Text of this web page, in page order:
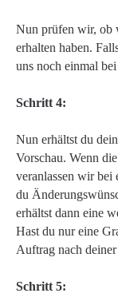
Nun prüfen wir, ob
erhalten haben.
uns noch einmal
Schritt 4:
Nun erhältst du
Vorschau. Wenn
veranlassen wir bei
du
erhältst dann eine
Hast du nur eine
Auftrag nach
Schritt 5: